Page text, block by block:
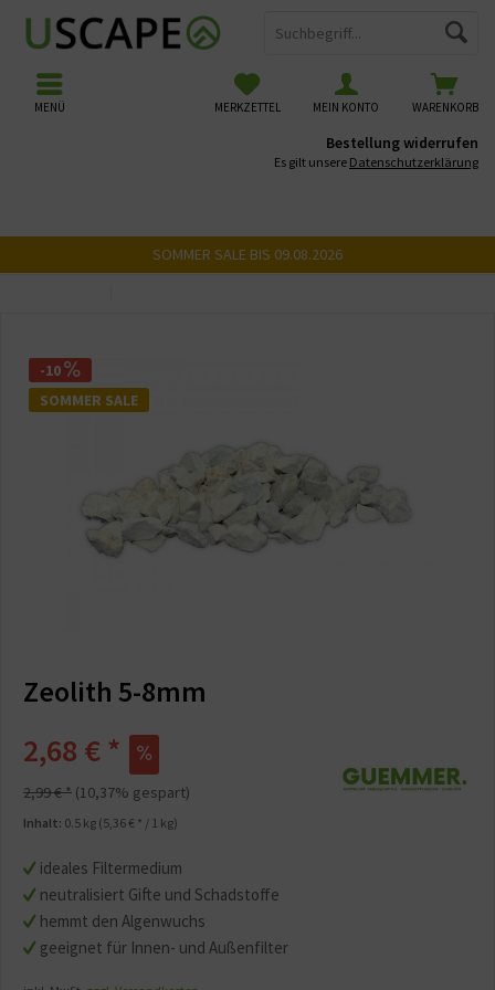
WARENKORB
MERKZETTEL MEIN KONTO
MENÜ
Bestellung widerrufen
Es gilt unsere Datenschutzerklärung
SOMMER SALE BIS 09.08.2026
-10
SOMMER SALE
Zeolith 5-8mm
ideales Filtermedium
neutralisiert Gifte und Schadstoffe
hemmt den Algenwuchs
geeignet für Innen- und Außenfilter
2,68 € *
2,99 € * (10,37% gespart)
Inhalt: 0.5 kg (5,36 € * / 1 kg)